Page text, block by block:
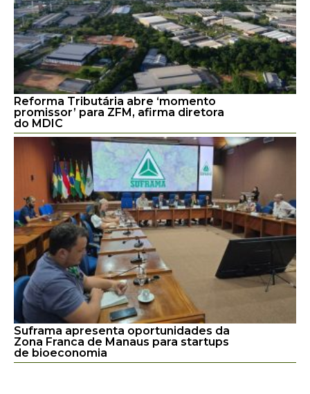
Reforma Tributária abre ‘momento
promissor’ para ZFM, afirma diretora
do MDIC
Suframa apresenta oportunidades da
Zona Franca de Manaus para startups
de bioeconomia